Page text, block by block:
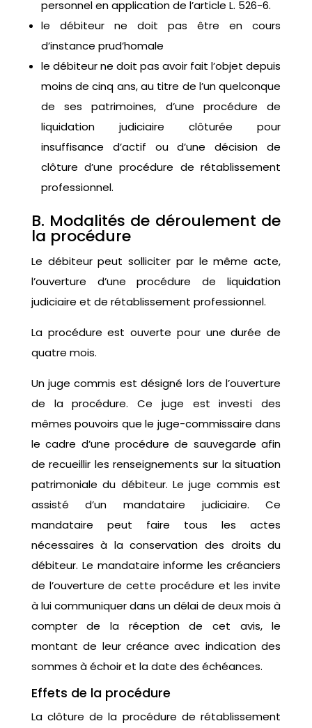
personnel en application de l’article L. 526-6.
le débiteur ne doit pas être en cours
d’instance prud’homale
le débiteur ne doit pas avoir fait l’objet depuis
moins de cinq ans, au titre de l’un quelconque
de ses patrimoines, d’une procédure de
liquidation judiciaire clôturée pour
insuffisance d’actif ou d’une décision de
clôture d’une procédure de rétablissement
professionnel.
B. Modalités de déroulement de
la procédure
Le débiteur peut solliciter par le même acte,
l’ouverture d’une procédure de liquidation
judiciaire et de rétablissement professionnel.
La procédure est ouverte pour une durée de
quatre mois.
Un juge commis est désigné lors de l’ouverture
de la procédure. Ce juge est investi des
mêmes pouvoirs que le juge-commissaire dans
le cadre d’une procédure de sauvegarde afin
de recueillir les renseignements sur la situation
patrimoniale du débiteur. Le juge commis est
assisté d’un mandataire judiciaire. Ce
mandataire peut faire tous les actes
nécessaires à la conservation des droits du
débiteur. Le mandataire informe les créanciers
de l’ouverture de cette procédure et les invite
à lui communiquer dans un délai de deux mois à
compter de la réception de cet avis, le
montant de leur créance avec indication des
sommes à échoir et la date des échéances.
Effets de la procédure
La clôture de la procédure de rétablissement